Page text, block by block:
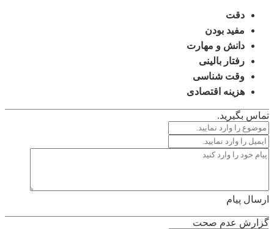
دقت
مفید بودن
دانش و مهارت
رفتار بالینی
وقت شناسی
هزینه اقتصادی
تماس بگیرید.
ارسال پیام
گزارش عدم صحت